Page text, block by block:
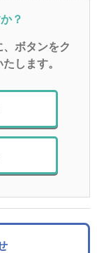
？
ボタンをク
します。